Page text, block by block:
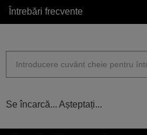
Întrebări frecvente
Se încarcă... Așteptați...